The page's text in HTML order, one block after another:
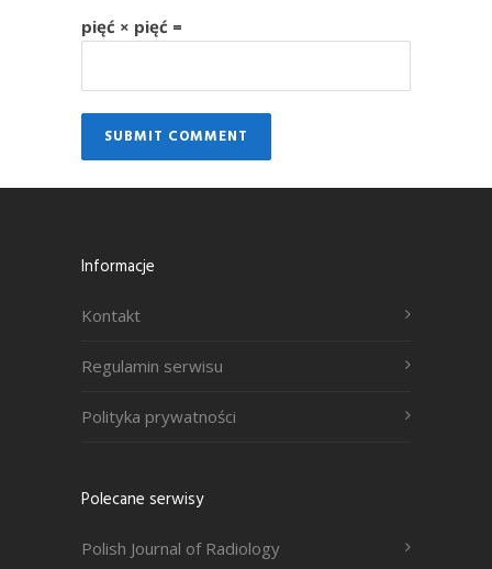
pięć × pięć =
Informacje
Kontakt
Regulamin serwisu
Polityka prywatności
Polecane serwisy
Polish Journal of Radiology